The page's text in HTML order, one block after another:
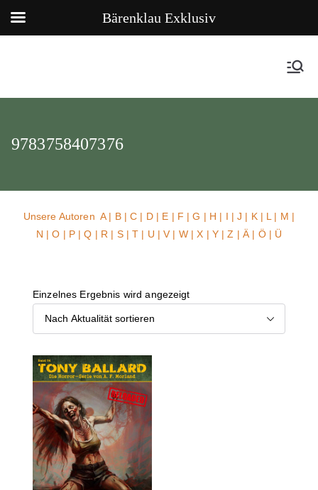
9783758407376
Unsere AutorenA| B|C | D| E | F |G | H | I |J | K| L | M |
N |O | P|Q | R | S|T | U | V | W| X | Y | Z | Ä | Ö | Ü
Einzelnes Ergebnis wird angezeigt
Bärenklau Exklusiv